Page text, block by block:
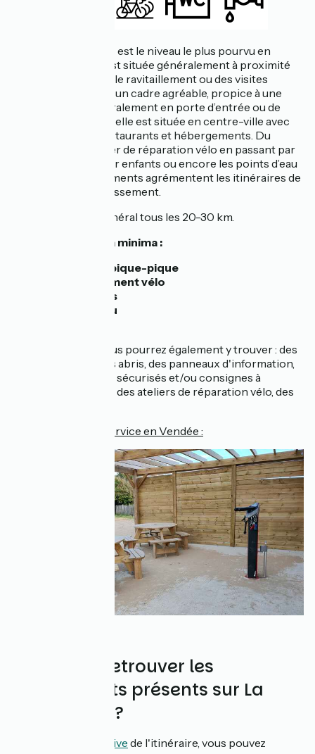
Une aire de services est le niveau le plus pourvu en
équipements. Elle est située généralement à proximité
de lieux permettant le ravitaillement ou des visites
touristiques et dans un cadre agréable, propice à une
pause. Elle est généralement en porte d’entrée ou de
sortie de l’itinéraire, elle est située en centre-ville avec
des commerces, restaurants et hébergements. Du
simple banc à l’atelier de réparation vélo en passant par
les aires de jeux pour enfants ou encore les points d’eau
potable, ces équipements agrémentent les itinéraires de
confort et de divertissement.
On les trouve en général tous les 20-30 km.
Vous y trouverez à minima :
une table de pique-pique
du stationnement vélo
des sanitaires
un point d'eau
En complément, vous pourrez également y trouver : des
poubelles, un ou des abris, des panneaux d'information,
des stationnements sécurisés et/ou consignes à
bagages sécurisées, des ateliers de réparation vélo, des
Exemple d'aire de service en Vendée :
Comment retrouver les
équipements présents sur La
Vélodyssée ?
carte interactive de l'itinéraire, vous pouvez